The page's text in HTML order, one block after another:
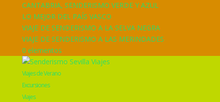
CANTABRIA, SENDERISMO VERDE Y AZUL
LO MEJOR DEL PAÍS VASCO
VIAJE DE SENDERISMO A LA SELVA NEGRA
VIAJE DE SENDERISMO A LAS MERINDADES
0 elementos
Viajes de Verano
Excursiones
Viajes